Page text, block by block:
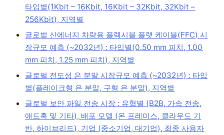
타입별(1Kbit – 16Kbit, 16Kbit – 32Kbit, 32Kbit –
256Kbit), 지역별
글로벌 신에너지 차량용 플렉시블 플랫 케이블(FFC) 시
장규모 예측 (~2032년) : 타입별(0.50 mm 피치, 1.00
mm 피치, 1.25 mm 피치), 지역별
글로벌 전도성 은 분말 시장규모 예측 (~2032년) : 타입
별(플레이크형 은 분말, 구형 은 분말), 지역별
글로벌 보안 파일 전송 시장 : 유형별 (B2B, 가속 전송,
애드혹 및 기타), 배포 모델 (온 프레미스, 클라우드 기
반, 하이브리드), 기업 (중소기업, 대기업), 최종 사용자